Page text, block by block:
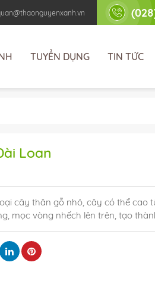
TUYỂN DỤNG TIN TỨC
Loan
cây thân gỗ nhỏ, cây có thể cao
mọc vòng nhếch lên trên, tạo